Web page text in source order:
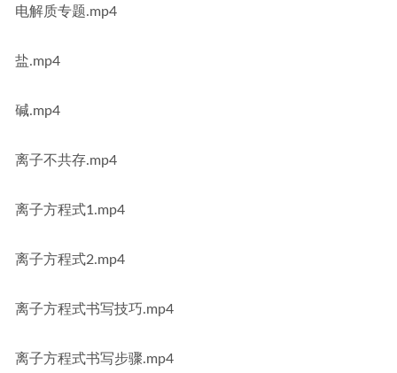
电解质专题.mp4
盐.mp4
碱.mp4
离子不共存.mp4
离子方程式1.mp4
离子方程式2.mp4
离子方程式书写技巧.mp4
离子方程式书写步骤.mp4